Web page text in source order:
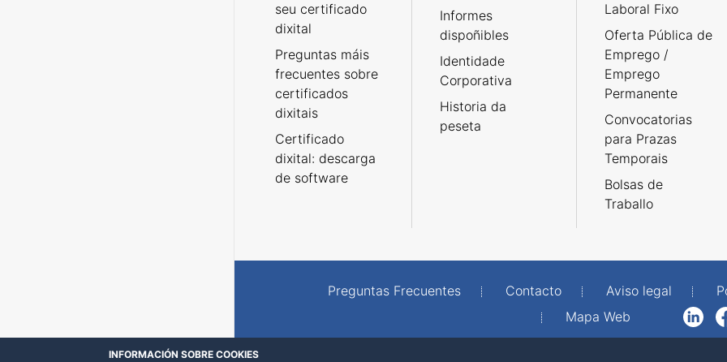
seu certificado
dixital
Preguntas máis
frecuentes sobre
certificados
dixitais
Certificado
dixital: descarga
de software
Informes
dispoñibles
Identidade
Corporativa
Historia da
peseta
Laboral Fixo
Oferta Pública de
Emprego /
Emprego
Permanente
Convocatorias
para Prazas
Temporais
Bolsas de
Traballo
Preguntas Frecuentes Contacto Aviso legal
Mapa Web
LinkedInFacebook
INFORMACIÓN SOBRE COOKIES